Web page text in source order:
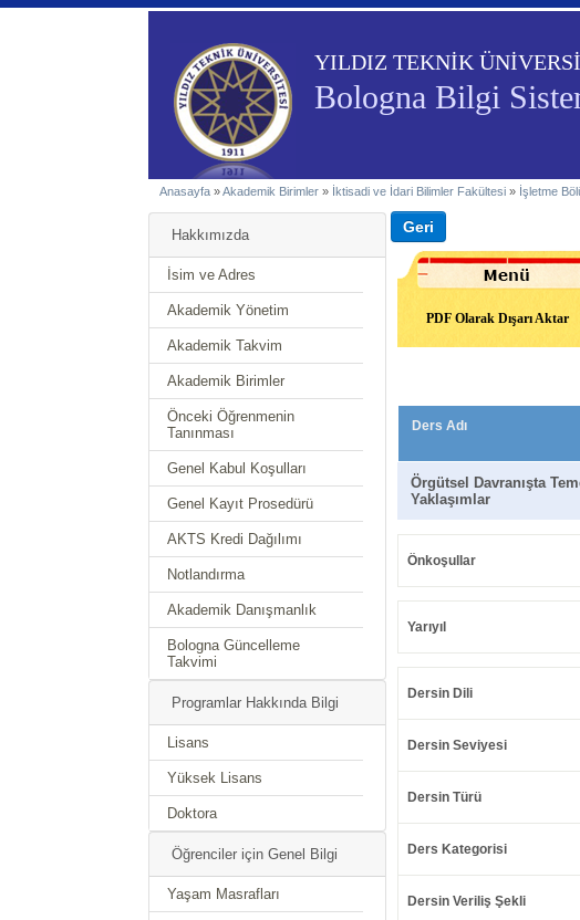
YILDIZ TEKNİK
Bologna Bilgi
Anasayfa »Akademik Birimler » İktisadi ve İdari Bilimler Fakültesi » İşletme
Hakkımızda
İsim ve Adres
Akademik Yönetim
Akademik Takvim
Akademik Birimler
Önceki Öğrenmenin
Tanınması
Genel Kabul Koşulları
Genel Kayıt Prosedürü
AKTS Kredi Dağılımı
Notlandırma
Akademik Danışmanlık
Bologna Güncelleme
Takvimi
Programlar Hakkında Bilgi
Lisans
Yüksek Lisans
Doktora
Öğrenciler için Genel Bilgi
Yaşam Masrafları
PDF Olarak Dışarı Aktar
Ders Adı
Örgütsel Davranışta
Yaklaşımlar
Önkoşullar
Yarıyıl
Dersin Dili
Dersin Seviyesi
Dersin Türü
Ders Kategorisi
Dersin Veriliş Şekli